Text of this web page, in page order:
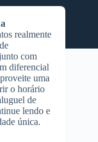
realmente
com
diferencial
uma
o horário
de
lendo e
única.